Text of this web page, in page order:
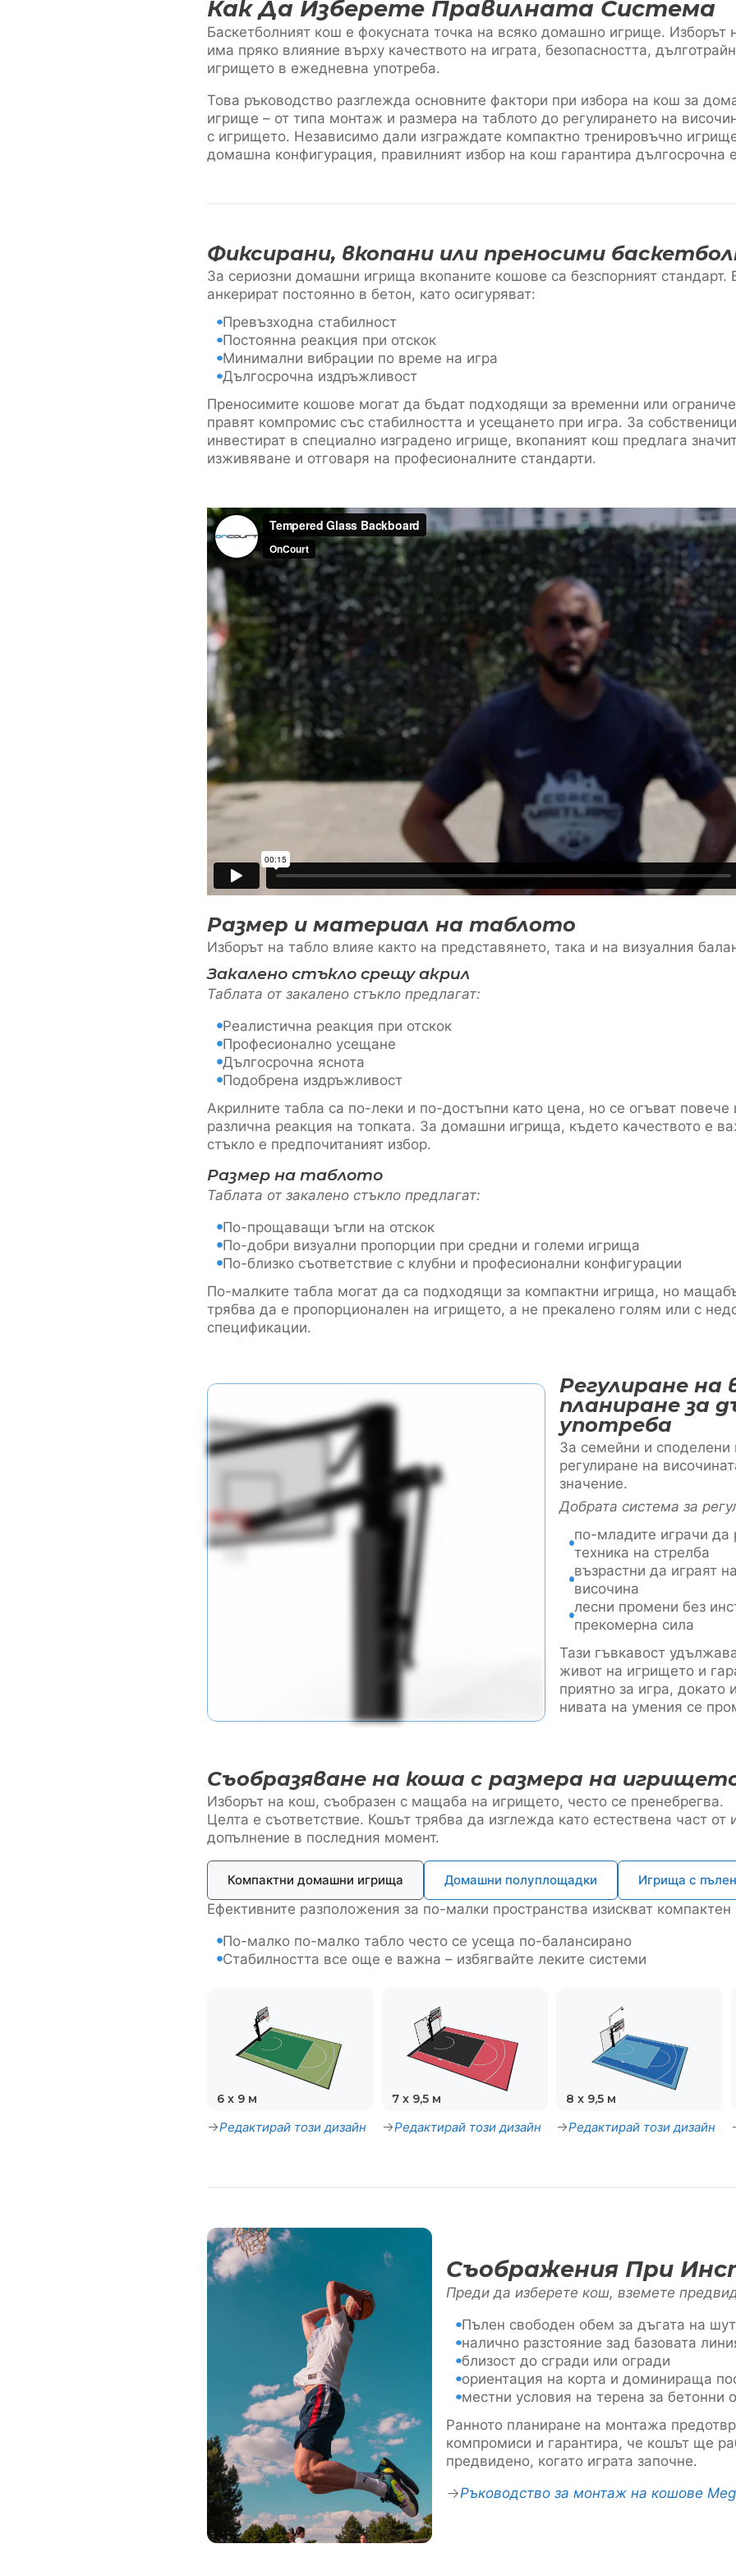
Как Да Изберете Правилната Система
Баскетболният кош е фокусната точка на всяко домашно игрище. Изборът
има пряко влияние върху качеството на играта, безопасността,
игрището в ежедневна употреба.
Това ръководство разглежда основните фактори при избора на кош за
игрище – от типа монтаж и размера на таблото до регулирането на
с игрището. Независимо дали изграждате компактно тренировъчно
домашна конфигурация, правилният избор на кош гарантира дългосрочна
Фиксирани, вкопани или преносими
За сериозни домашни игрища вкопаните кошове са безспорният стандарт.
анкерират постоянно в бетон, като осигуряват:
Превъзходна стабилност
Постоянна реакция при отскок
Минимални вибрации по време на игра
Дългосрочна издръжливост
Преносимите кошове могат да бъдат подходящи за временни или
правят компромис със стабилността и усещането при игра. За
инвестират в специално изградено игрище, вкопаният кош предлага
изживяване и отговаря на професионалните стандарти.
Размер и материал на таблото
Изборът на табло влияе както на представянето, така и на визуалния
Закалено стъкло срещу акрил
Таблата от закалено стъкло предлагат:
Реалистична реакция при отскок
Професионално усещане
Дългосрочна яснота
Подобрена издръжливост
Акрилните табла са по-леки и по-достъпни като цена, но се огъват повече
различна реакция на топката. За домашни игрища, където качеството е
стъкло е предпочитаният избор.
Размер на таблото
Таблата от закалено стъкло предлагат:
По-прощаващи ъгли на отскок
По-добри визуални пропорции при средни и големи игрища
По-близко съответствие с клубни и професионални конфигурации
По-малките табла могат да са подходящи за компактни игрища, но
трябва да е пропорционален на игрището, а не прекалено голям или с
спецификации.
Регулиране на
планиране за
употреба
За семейни и споделени
регулиране на
значение.
Добрата система за
по-младите играчи да
техника на стрелба
възрастни да играят
височина
лесни промени без
прекомерна сила
Тази гъвкавост
живот на игрището и
приятно за игра, докато
нивата на умения се
Съобразяване на коша с размера на
Изборът на кош, съобразен с мащаба на игрището, често се пренебрегва.
Целта е съответствие. Кошът трябва да изглежда като естествена част от
допълнение в последния момент.
Компактни домашни игрища Домашни полуплощадки Игрища с
Ефективните разположения за по-малки пространства изискват
По-малко по-малко табло често се усеща по-балансирано
Стабилността все още е важна – избягвайте леките системи
6 x 9 м
Редактирай този дизайн
7 x 9,5 м
Редактирай този дизайн
8 x 9,5 м
Редактирай този дизайн
Съображения При
Преди да изберете кош, вземете
Пълен свободен обем за дъгата на
налично разстояние зад базовата
близост до сгради или огради
ориентация на корта и доминираща
местни условия на терена за бетонни
Ранното планиране на монтажа
компромиси и гарантира, че кошът ще
предвидено, когато играта започне.
Ръководство за монтаж на кошове